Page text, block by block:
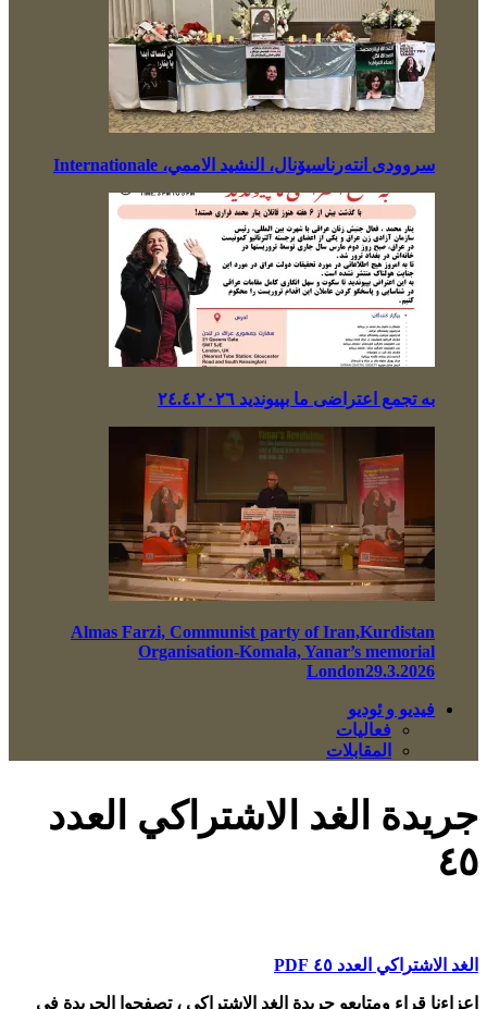
سروودی انتەرناسیۆنال، النشيد الاممي، Internationale
بە تجمع اعتراضی ما بپیوندید ٢٤.٤.٢٠٢٦
Almas Farzi, Communist party of Iran,Kurdistan
Organisation-Komala, Yanar’s memorial
London29.3.2026
فيديو و ئوديو
فعاليات
المقابلات
جريدة الغد الاشتراكي العدد
٤٥
الغد الاشتراكي العدد ٤٥ PDF
اعزاءنا قراء ومتابعو جريدة الغد الاشتراكي ، تصفحوا الجريدة في